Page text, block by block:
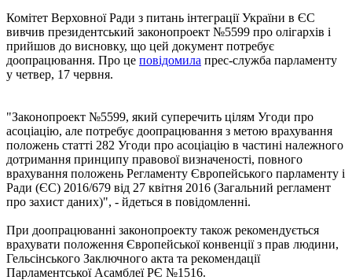
Комітет Верховної Ради з питань інтеграції України в ЄС
вивчив президентський законопроект №5599 про олігархів і
прийшов до висновку, що цей документ потребує
доопрацювання. Про це повідомила прес-служба парламенту
у четвер, 17 червня.
"Законопроект №5599, який суперечить цілям Угоди про
асоціацію, але потребує доопрацювання з метою врахування
положень статті 282 Угоди про асоціацію в частині належного
дотримання принципу правової визначеності, повного
врахування положень Регламенту Європейського парламенту і
Ради (ЄС) 2016/679 від 27 квітня 2016 (Загальний регламент
про захист даних)", - йдеться в повідомленні.
При доопрацюванні законопроекту також рекомендується
врахувати положення Європейської конвенції з прав людини,
Гельсінського Заключного акта та рекомендації
Парламентської Асамблеї РЄ №1516.